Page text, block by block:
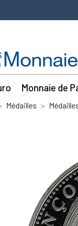
Monnaie de
Médailles